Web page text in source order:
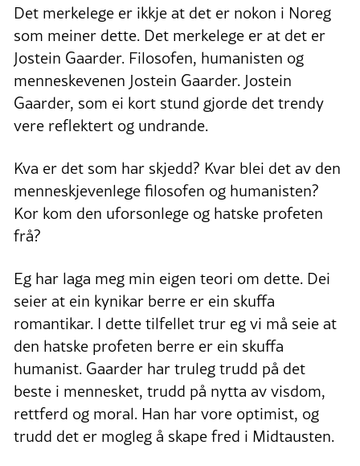
Det merkelege er ikkje at det er nokon i Noreg
som meiner dette. Det merkelege er at det er
Jostein Gaarder. Filosofen, humanisten og
menneskevenen Jostein Gaarder. Jostein
Gaarder, som ei kort stund gjorde det trendy
vere reflektert og undrande.
Kva er det som har skjedd? Kvar blei det av den
menneskjevenlege filosofen og humanisten?
Kor kom den uforsonlege og hatske profeten
frå?
Eg har laga meg min eigen teori om dette. Dei
seier at ein kynikar berre er ein skuffa
romantikar. I dette tilfellet trur eg vi må seie at
den hatske profeten berre er ein skuffa
humanist. Gaarder har truleg trudd på det
beste i mennesket, trudd på nytta av visdom,
rettferd og moral. Han har vore optimist, og
trudd det er mogleg å skape fred i Midtausten.